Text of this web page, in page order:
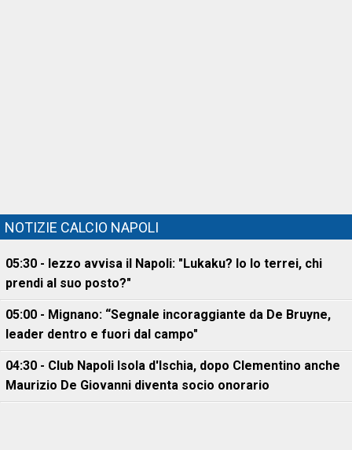
NOTIZIE CALCIO NAPOLI
05:30 - Iezzo avvisa il Napoli: "Lukaku? Io lo terrei, chi
prendi al suo posto?"
05:00 - Mignano: “Segnale incoraggiante da De Bruyne,
leader dentro e fuori dal campo"
04:30 - Club Napoli Isola d'Ischia, dopo Clementino anche
Maurizio De Giovanni diventa socio onorario